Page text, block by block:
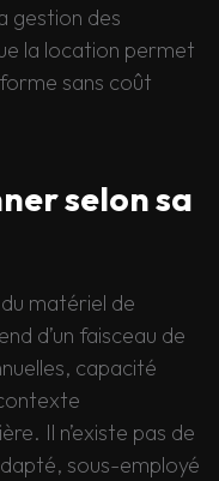
gestion des
la location permet
sans coût
selon sa
matériel de
d’un faisceau de
capacité
Il n’existe pas de
sous-employé